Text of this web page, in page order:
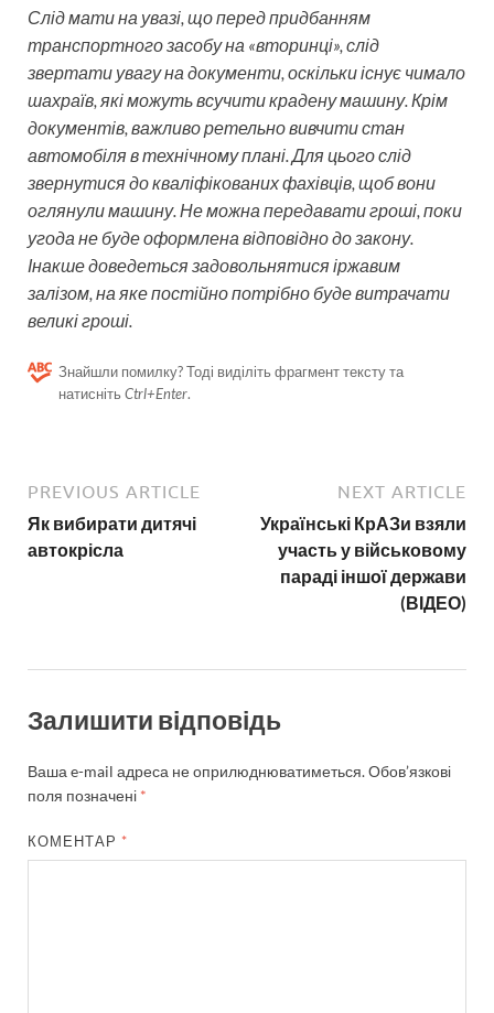
Слід мати на увазі, що перед придбанням
транспортного засобу на «вторинці», слід
звертати увагу на документи, оскільки існує чимало
шахраїв, які можуть всучити крадену машину. Крім
документів, важливо ретельно вивчити стан
автомобіля в технічному плані. Для цього слід
звернутися до кваліфікованих фахівців, щоб вони
оглянули машину. Не можна передавати гроші, поки
угода не буде оформлена відповідно до закону.
Інакше доведеться задовольнятися іржавим
залізом, на яке постійно потрібно буде витрачати
великі гроші.
Знайшли помилку? Тоді виділіть фрагмент тексту та
натисніть Ctrl+Enter.
PREVIOUS ARTICLE
Як вибирати дитячі
автокрісла
NEXT ARTICLE
Українські КрАЗи взяли
участь у військовому
параді іншої держави
(ВІДЕО)
Залишити відповідь
Ваша e-mail адреса не оприлюднюватиметься.Обов’язкові
поля позначені *
КОМЕНТАР *